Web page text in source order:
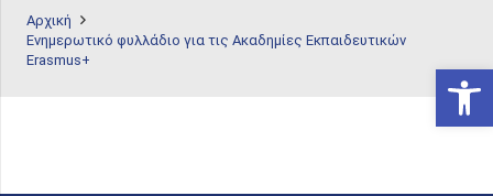
Αρχική
Ενημερωτικό φυλλάδιο για τις Ακαδημίες Εκπαιδευτικών
Erasmus+